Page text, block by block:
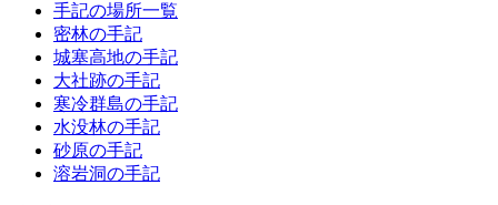
手記の場所一覧
密林の手記
城塞高地の手記
大社跡の手記
寒冷群島の手記
水没林の手記
砂原の手記
溶岩洞の手記